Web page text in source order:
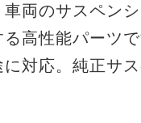
両のサスペン
高性能パーツ
対応。純正サ